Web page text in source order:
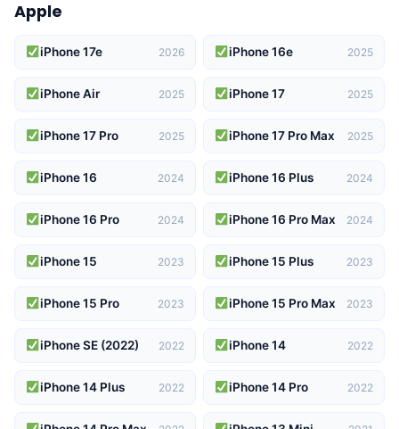
Apple
iPhone 17e 2026 iPhone 16e 2025
iPhone Air 2025 iPhone 17 2025
iPhone 17 Pro 2025 iPhone 17 Pro Max 2025
iPhone 16 2024 iPhone 16 Plus 2024
iPhone 16 Pro 2024 iPhone 16 Pro Max 2024
iPhone 15 2023 iPhone 15 Plus 2023
iPhone 15 Pro 2023 iPhone 15 Pro Max 2023
iPhone SE (2022) 2022 iPhone 14 2022
iPhone 14 Plus 2022 iPhone 14 Pro 2022